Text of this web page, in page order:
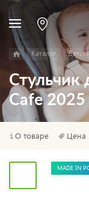
Каталог
Стульчик
Cafe 2025
О товаре Цена
MADE IN